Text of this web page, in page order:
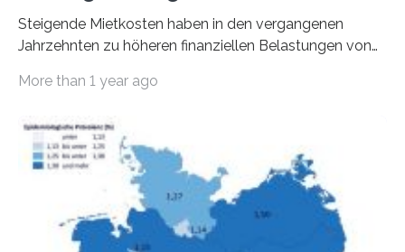
Steigende Mietkosten haben in den vergangenen
Jahrzehnten zu höheren finanziellen Belastungen von
Bundesinstitut für Bevölkerungsforschung (BiB)
gesamten Einkommen zwischen 1990 und 2020 für
unterschiedliche Einkommensgruppen sowie für in
Deutschland geborene Menschen und Zugewanderte
verändert hat. Das Ergebnis: Während Personen mit
hohen Einkommen (oberstes Quintil der Verteilung der
Nettoäquivalenzeinkommen) nur einen moderaten
More than 1 year ago